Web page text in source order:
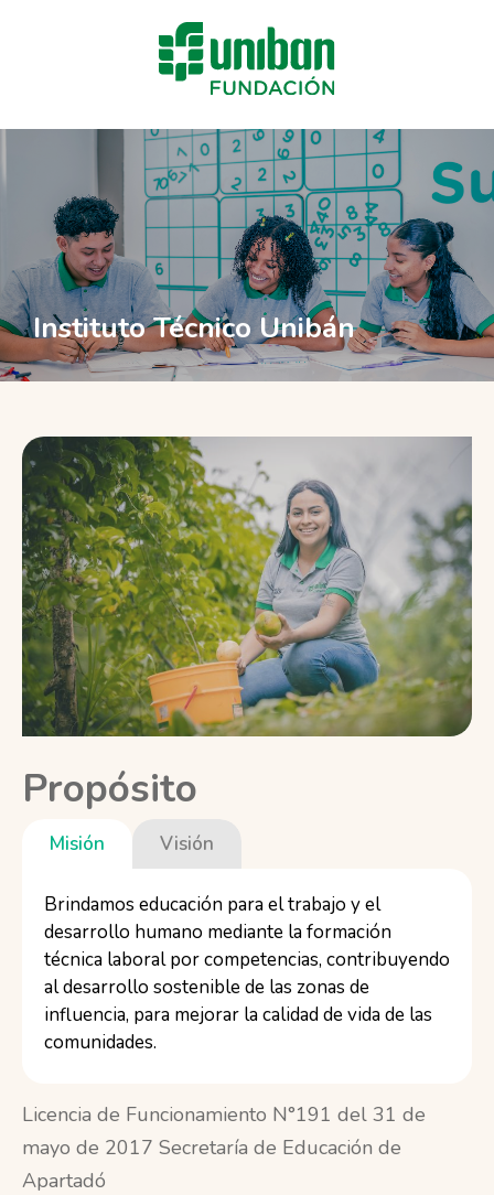
Instituto Técnico Unibán
Propósito
Misión Visión
Brindamos educación para el trabajo y el
desarrollo humano mediante la formación
técnica laboral por competencias, contribuyendo
al desarrollo sostenible de las zonas de
influencia, para mejorar la calidad de vida de las
comunidades.
Licencia de Funcionamiento N°191 del 31 de
mayo de 2017 Secretaría de Educación de
Apartadó